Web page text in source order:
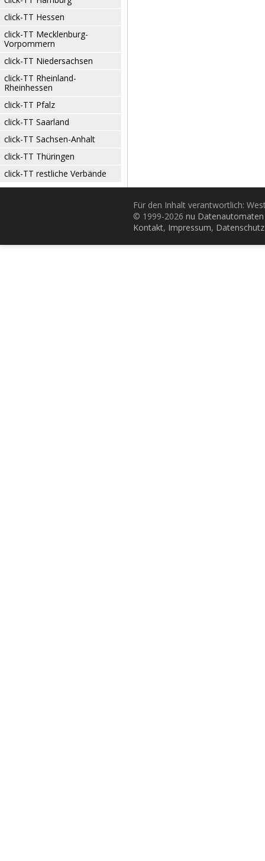
click-TT Hessen
click-TT Mecklenburg-
Vorpommern
click-TT Niedersachsen
click-TT Rheinland-
Rheinhessen
click-TT Pfalz
click-TT Saarland
click-TT Sachsen-Anhalt
click-TT Thüringen
click-TT restliche Verbände
Für den Inhalt verantwortlich:
© 1999-2026 nu
Kontakt, Impressum, Datenschutz